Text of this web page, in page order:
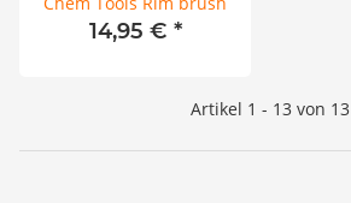
14,95 € *
Artikel 1 - 13 von 13